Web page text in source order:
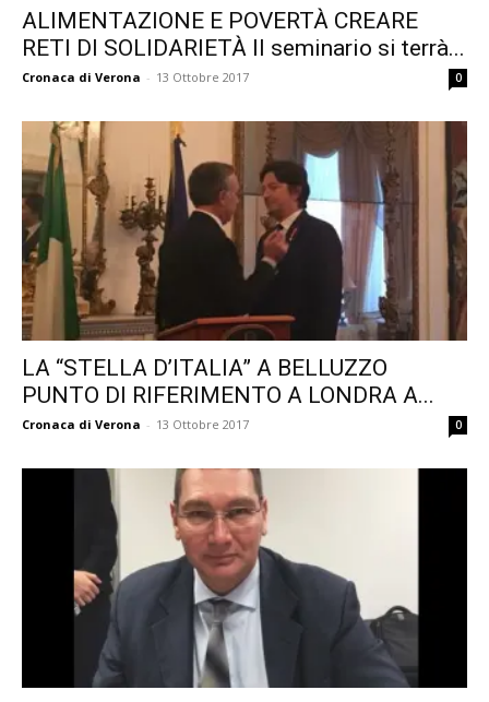
ALIMENTAZIONE E POVERTÀ CREARE
RETI DI SOLIDARIETÀ Il seminario si terrà...
Cronaca di Verona - 13 Ottobre 2017 0
LA “STELLA D’ITALIA” A BELLUZZO
PUNTO DI RIFERIMENTO A LONDRA A...
Cronaca di Verona - 13 Ottobre 2017 0